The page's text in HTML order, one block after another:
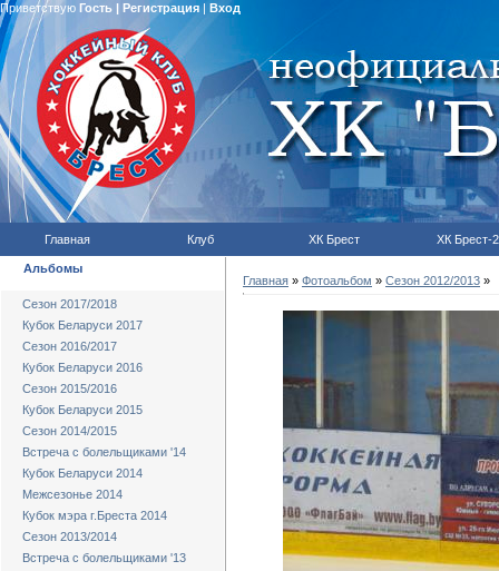
Приветствую Гость | Регистрация| Вход
Главная Клуб ХК Брест ХК Брест-2
Альбомы
Сезон 2017/2018
Кубок Беларуси 2017
Сезон 2016/2017
Кубок Беларуси 2016
Сезон 2015/2016
Кубок Беларуси 2015
Сезон 2014/2015
Встреча с болельщиками '14
Кубок Беларуси 2014
Межсезонье 2014
Кубок мэра г.Бреста 2014
Сезон 2013/2014
Встреча с болельщиками '13
Главная » Фотоальбом » Сезон 2012/2013 »